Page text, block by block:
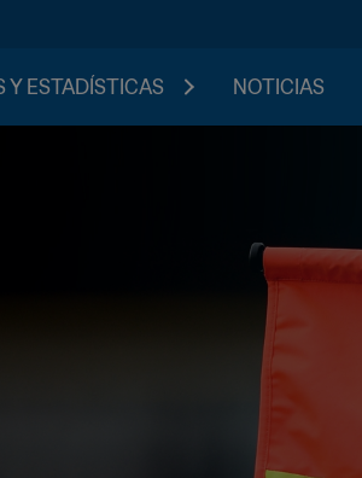
Y ESTADÍSTICAS NOTICIAS